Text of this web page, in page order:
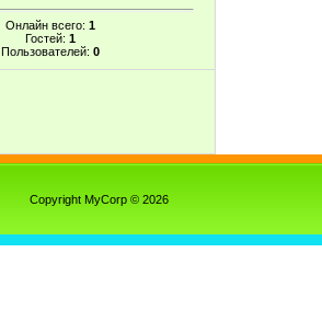
Онлайн всего: 1
Гостей: 1
Пользователей: 0
Copyright MyCorp © 2026